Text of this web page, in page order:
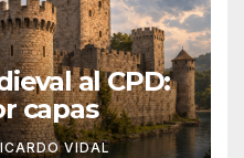
al CPD:
capas
VIDAL